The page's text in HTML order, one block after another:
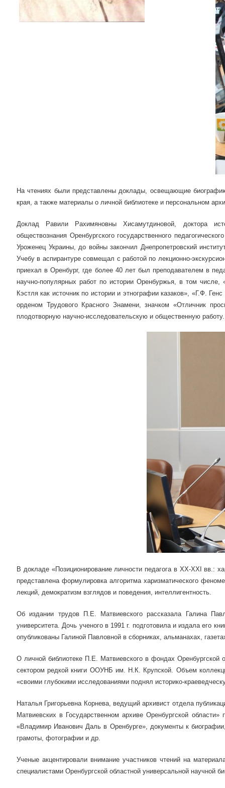
На чтениях были представлены доклады, освещающие
края, а также материалы о личной библиотеке и персональном
Доклад Равили Рахимяновны Хисамутдиновой, доктора
обществознания Оренбургского государственного
Уроженец Украины, до войны закончил Днепропетровский
Учебу в аспирантуре совмещал с работой по лекционно-
приехал в Оренбург, где более 40 лет был преподавателем в
научно-популярных работ по истории Оренбуржья, в том
Кэстля как источник по истории и этнографии казаков», «Г.Ф.
орденом Трудового Красного Знамени, значком «Отличник
плодотворную научно-исследовательскую и общественную работу.
В докладе «Позиционирование личности педагога в ХХ-ХХI вв.:
представлена формулировка алгоритма харизматического
лекций, демократизм взглядов и поведения, интеллигентность.
Об издании трудов П.Е. Матвиевского рассказала Галина
университета. Дочь ученого в 1991 г. подготовила и издала его
опубликованы Галиной Павловной в сборниках, альманахах,
О личной библиотеке П.Е. Матвиевского в фондах Оренбургской
сектором редкой книги ООУНБ им. Н.К. Крупской. Объем
«своими глубокими исследованиями поднял историко-
Наталья Григорьевна Корнева, ведущий архивист отдела
Матвиевских в Государственном архиве Оренбургской
«Владимир Иванович Даль в Оренбурге», документы к
грамоты, фотографии и др.
Ученые акцентировали внимание участников чтений на
специалистами Оренбургской областной универсальной научной